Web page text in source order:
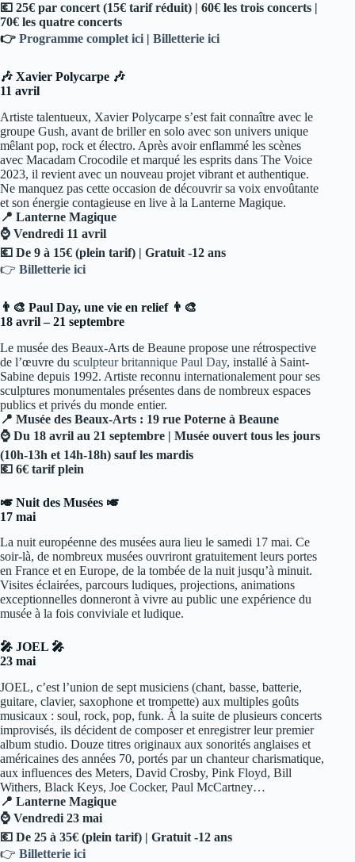
💶 25€ par concert (15€ tarif réduit) | 60€ les trois concerts |
70€ les quatre concerts
👉 Programme complet ici | Billetterie ici
🎶 Xavier Polycarpe 🎶
11 avril
Artiste talentueux, Xavier Polycarpe s’est fait connaître avec le
groupe Gush, avant de briller en solo avec son univers unique
mêlant pop, rock et électro. Après avoir enflammé les scènes
avec Macadam Crocodile et marqué les esprits dans The Voice
2023, il revient avec un nouveau projet vibrant et authentique.
Ne manquez pas cette occasion de découvrir sa voix envoûtante
et son énergie contagieuse en live à la Lanterne Magique.
📍 Lanterne Magique
⌚ Vendredi 11 avril
💶 De 9 à 15€ (plein tarif) | Gratuit -12 ans
👉 Billetterie ici
👨‍🎨 Paul Day, une vie en relief 👨‍🎨
18 avril – 21 septembre
Le musée des Beaux-Arts de Beaune propose une rétrospective
de l’œuvre du sculpteur britannique Paul Day, installé à Saint-
Sabine depuis 1992. Artiste reconnu internationalement pour ses
sculptures monumentales présentes dans de nombreux espaces
publics et privés du monde entier.
📍 Musée des Beaux-Arts : 19 rue Poterne à Beaune
⌚ Du 18 avril au 21 septembre | Musée ouvert tous les jours
(10h-13h et 14h-18h) sauf les mardis
💶 6€ tarif plein
🎺 Nuit des Musées 🎺
17 mai
La nuit européenne des musées aura lieu le samedi 17 mai. Ce
soir-là, de nombreux musées ouvriront gratuitement leurs portes
en France et en Europe, de la tombée de la nuit jusqu’à minuit.
Visites éclairées, parcours ludiques, projections, animations
exceptionnelles donneront à vivre au public une expérience du
musée à la fois conviviale et ludique.
🎤 JOEL 🎤
23 mai
JOEL, c’est l’union de sept musiciens (chant, basse, batterie,
guitare, clavier, saxophone et trompette) aux multiples goûts
musicaux : soul, rock, pop, funk. À la suite de plusieurs concerts
improvisés, ils décident de composer et enregistrer leur premier
album studio. Douze titres originaux aux sonorités anglaises et
américaines des années 70, portés par un chanteur charismatique,
aux influences des Meters, David Crosby, Pink Floyd, Bill
Withers, Black Keys, Joe Cocker, Paul McCartney…
📍 Lanterne Magique
⌚ Vendredi 23 mai
💶 De 25 à 35€ (plein tarif) | Gratuit -12 ans
👉 Billetterie ici